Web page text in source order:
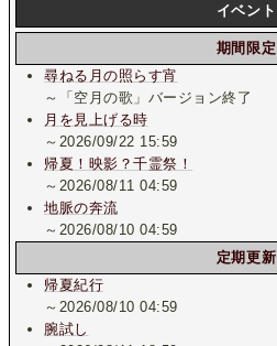
イベント
期間限定
尋ねる月の照らす宵
～「空月の歌」バージョン終了
月を見上げる時
～2026/09/22 15:59
帰夏！映影？千霊祭！
～2026/08/11 04:59
地脈の奔流
～2026/08/10 04:59
定期更新
帰夏紀行
～2026/08/10 04:59
腕試し